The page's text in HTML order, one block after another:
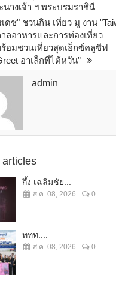
นางเจ้า ฯ พระบรมราชินี
เดช" ชวนกิน เที่ยว มู งาน
ลอาหารและการท่องเที่ยว
อมชวนเที่ยวสุดเอ็กซ์คลูซีฟ
อาเล็กที่ไต้หวัน”
admin
articles
กึ้ง เฉลิมชัย...
ส.ค. 08, 2026 0
ททท....
ส.ค. 08, 2026 0